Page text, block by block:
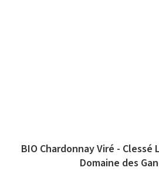
BIO Chardonnay Viré - Clessé
Domaine des